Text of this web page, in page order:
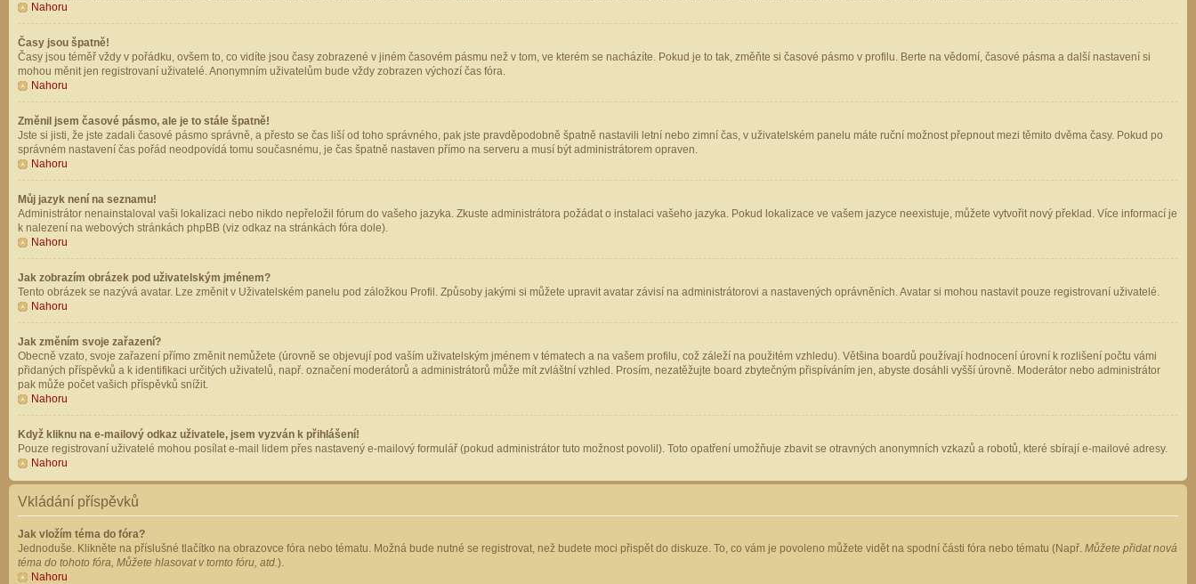
Nahoru
Časy jsou špatně!
Časy jsou téměř vždy v pořádku, ovšem to, co vidíte jsou časy zobrazené v jiném časovém pásmu než v tom, ve kterém se nacházíte. Pokud je to tak, změňte si časové pásmo v profilu. Berte na vědomí, časové pásma a další nastavení si
mohou měnit jen registrovaní uživatelé. Anonymním uživatelům bude vždy zobrazen výchozí čas fóra.
Nahoru
Změnil jsem časové pásmo, ale je to stále špatně!
Jste si jisti, že jste zadali časové pásmo správně, a přesto se čas liší od toho správného, pak jste pravděpodobně špatně nastavili letní nebo zimní čas, v uživatelském panelu máte ruční možnost přepnout mezi těmito dvěma časy. Pokud po
správném nastavení čas pořád neodpovídá tomu současnému, je čas špatně nastaven přímo na serveru a musí být administrátorem opraven.
Nahoru
Můj jazyk není na seznamu!
Administrátor nenainstaloval vaši lokalizaci nebo nikdo nepřeložil fórum do vašeho jazyka. Zkuste administrátora požádat o instalaci vašeho jazyka. Pokud lokalizace ve vašem jazyce neexistuje, můžete vytvořit nový překlad. Více informací je
k nalezení na webových stránkách phpBB (viz odkaz na stránkách fóra dole).
Nahoru
Jak zobrazím obrázek pod uživatelským jménem?
Tento obrázek se nazývá avatar. Lze změnit v Uživatelském panelu pod záložkou Profil. Způsoby jakými si můžete upravit avatar závisí na administrátorovi a nastavených oprávněních. Avatar si mohou nastavit pouze registrovaní uživatelé.
Nahoru
Jak změním svoje zařazení?
Obecně vzato, svoje zařazení přímo změnit nemůžete (úrovně se objevují pod vaším uživatelským jménem v tématech a na vašem profilu, což záleží na použitém vzhledu). Většina boardů používají hodnocení úrovní k rozlišení počtu vámi
přidaných příspěvků a k identifikaci určitých uživatelů, např. označení moderátorů a administrátorů může mít zvláštní vzhled. Prosím, nezatěžujte board zbytečným přispíváním jen, abyste dosáhli vyšší úrovně. Moderátor nebo administrátor
pak může počet vašich příspěvků snížit.
Nahoru
Když kliknu na e-mailový odkaz uživatele, jsem vyzván k přihlášení!
Pouze registrovaní uživatelé mohou posílat e-mail lidem přes nastavený e-mailový formulář (pokud administrátor tuto možnost povolil). Toto opatření umožňuje zbavit se otravných anonymních vzkazů a robotů, které sbírají e-mailové adresy.
Nahoru
Vkládání příspěvků
Jak vložím téma do fóra?
Jednoduše. Klikněte na příslušné tlačítko na obrazovce fóra nebo tématu. Možná bude nutné se registrovat, než budete moci přispět do diskuze. To, co vám je povoleno můžete vidět na spodní části fóra nebo tématu (Např. Můžete přidat nová
téma do tohoto fóra, Můžete hlasovat v tomto fóru, atd.).
Nahoru